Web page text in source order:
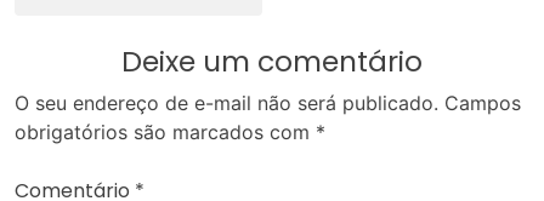
Deixe um comentário
O seu endereço de e-mail não será publicado. Campos
obrigatórios são marcados com *
Comentário *